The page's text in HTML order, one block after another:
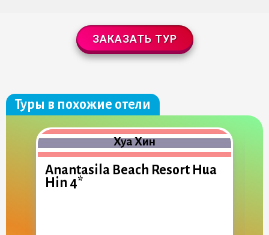
ЗАКАЗАТЬ ТУР
Туры в похожие отели
Хуа Хин
Anantasila Beach Resort Hua
Hin 4*